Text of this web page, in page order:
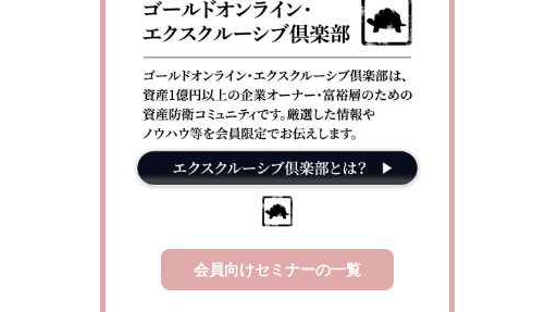
会員向けセミナーの一覧